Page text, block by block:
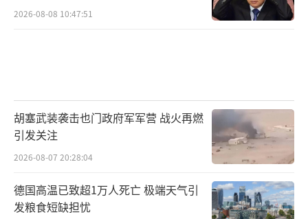
2026-08-08 10:47:51
胡塞武装袭击也门政府军军营 战火再燃
引发关注
2026-08-07 20:28:04
德国高温已致超1万人死亡 极端天气引
发粮食短缺担忧